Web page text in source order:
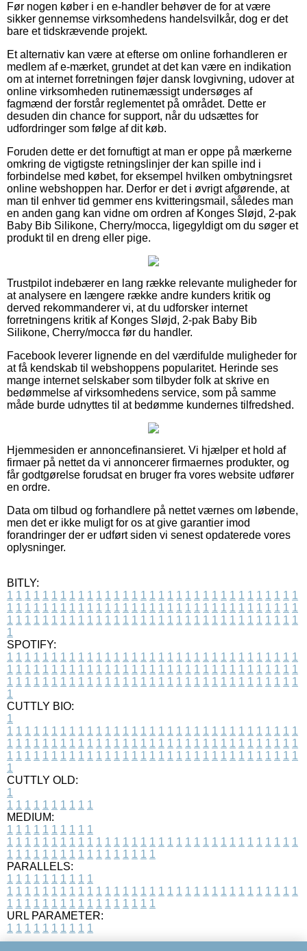
Før nogen køber i en e-handler behøver de for at være
sikker gennemse virksomhedens handelsvilkår, dog er det
bare et tidskrævende projekt.
Et alternativ kan være at efterse om online forhandleren er
medlem af e-mærket, grundet at det kan være en indikation
om at internet forretningen føjer dansk lovgivning, udover at
online virksomheden rutinemæssigt undersøges af
fagmænd der forstår reglementet på området. Dette er
desuden din chance for support, når du udsættes for
udfordringer som følge af dit køb.
Foruden dette er det fornuftigt at man er oppe på mærkerne
omkring de vigtigste retningslinjer der kan spille ind i
forbindelse med købet, for eksempel hvilken ombytningsret
online webshoppen har. Derfor er det i øvrigt afgørende, at
man til enhver tid gemmer ens kvitteringsmail, således man
en anden gang kan vidne om ordren af Konges Sløjd, 2-pak
Baby Bib Silikone, Cherry/mocca, ligegyldigt om du søger et
produkt til en dreng eller pige.
Trustpilot indebærer en lang række relevante muligheder for
at analysere en længere række andre kunders kritik og
derved rekommanderer vi, at du udforsker internet
forretningens kritik af Konges Sløjd, 2-pak Baby Bib
Silikone, Cherry/mocca før du handler.
Facebook leverer lignende en del værdifulde muligheder for
at få kendskab til webshoppens popularitet. Herinde ses
mange internet selskaber som tilbyder folk at skrive en
bedømmelse af virksomhedens service, som på samme
måde burde udnyttes til at bedømme kundernes tilfredshed.
Hjemmesiden er annoncefinansieret. Vi hjælper et hold af
firmaer på nettet da vi annoncerer firmaernes produkter, og
får godtgørelse forudsat en bruger fra vores website udfører
en ordre.
Data om tilbud og forhandlere på nettet værnes om løbende,
men det er ikke muligt for os at give garantier imod
forandringer der er udført siden vi senest opdaterede vores
oplysninger.
BITLY:
1 1 1 1 1 1 1 1 1 1 1 1 1 1 1 1 1 1 1 1 1 1 1 1 1 1 1 1 1 1 1 1 1
1 1 1 1 1 1 1 1 1 1 1 1 1 1 1 1 1 1 1 1 1 1 1 1 1 1 1 1 1 1 1 1 1
1 1 1 1 1 1 1 1 1 1 1 1 1 1 1 1 1 1 1 1 1 1 1 1 1 1 1 1 1 1 1 1 1
1
SPOTIFY:
1 1 1 1 1 1 1 1 1 1 1 1 1 1 1 1 1 1 1 1 1 1 1 1 1 1 1 1 1 1 1 1 1
1 1 1 1 1 1 1 1 1 1 1 1 1 1 1 1 1 1 1 1 1 1 1 1 1 1 1 1 1 1 1 1 1
1 1 1 1 1 1 1 1 1 1 1 1 1 1 1 1 1 1 1 1 1 1 1 1 1 1 1 1 1 1 1 1 1
1
CUTTLY BIO:
1
1 1 1 1 1 1 1 1 1 1 1 1 1 1 1 1 1 1 1 1 1 1 1 1 1 1 1 1 1 1 1 1 1
1 1 1 1 1 1 1 1 1 1 1 1 1 1 1 1 1 1 1 1 1 1 1 1 1 1 1 1 1 1 1 1 1
1 1 1 1 1 1 1 1 1 1 1 1 1 1 1 1 1 1 1 1 1 1 1 1 1 1 1 1 1 1 1 1 1
1
CUTTLY OLD:
1
1 1 1 1 1 1 1 1 1 1
MEDIUM:
1 1 1 1 1 1 1 1 1 1
1 1 1 1 1 1 1 1 1 1 1 1 1 1 1 1 1 1 1 1 1 1 1 1 1 1 1 1 1 1 1 1 1
1 1 1 1 1 1 1 1 1 1 1 1 1 1 1 1 1
PARALLELS:
1 1 1 1 1 1 1 1 1 1
1 1 1 1 1 1 1 1 1 1 1 1 1 1 1 1 1 1 1 1 1 1 1 1 1 1 1 1 1 1 1 1 1
1 1 1 1 1 1 1 1 1 1 1 1 1 1 1 1 1
URL PARAMETER:
1 1 1 1 1 1 1 1 1 1